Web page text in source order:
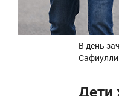
В день
Дети